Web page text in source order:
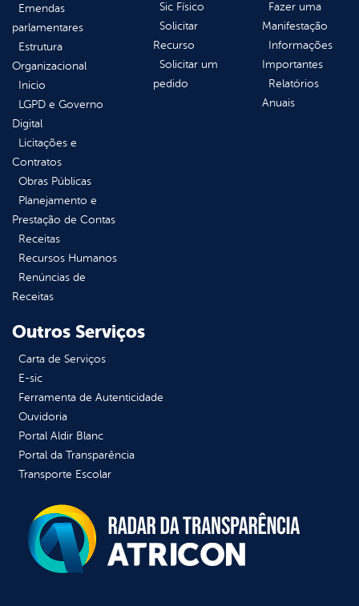
Emendas
parlamentares
Estrutura
Organizacional
Inicio
LGPD e Governo
Digital
Licitações e
Contratos
Obras Públicas
Planejamento e
Prestação de Contas
Receitas
Recursos Humanos
Renúncias de
Receitas
Sic Físico
Solicitar
Recurso
Solicitar um
pedido
Fazer uma
Manifestação
Informações
Importantes
Relatórios
Anuais
Outros Serviços
Carta de Serviços
E-sic
Ferramenta de Autenticidade
Ouvidoria
Portal Aldir Blanc
Portal da Transparência
Transporte Escolar